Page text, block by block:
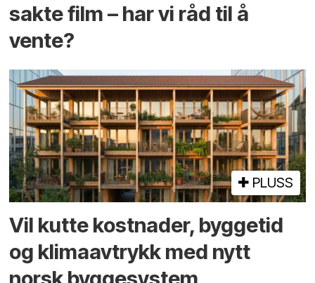
sakte film – har vi råd til å
vente?
PLUSS
Vil kutte kostnader, byggetid
og klima­avtrykk med nytt